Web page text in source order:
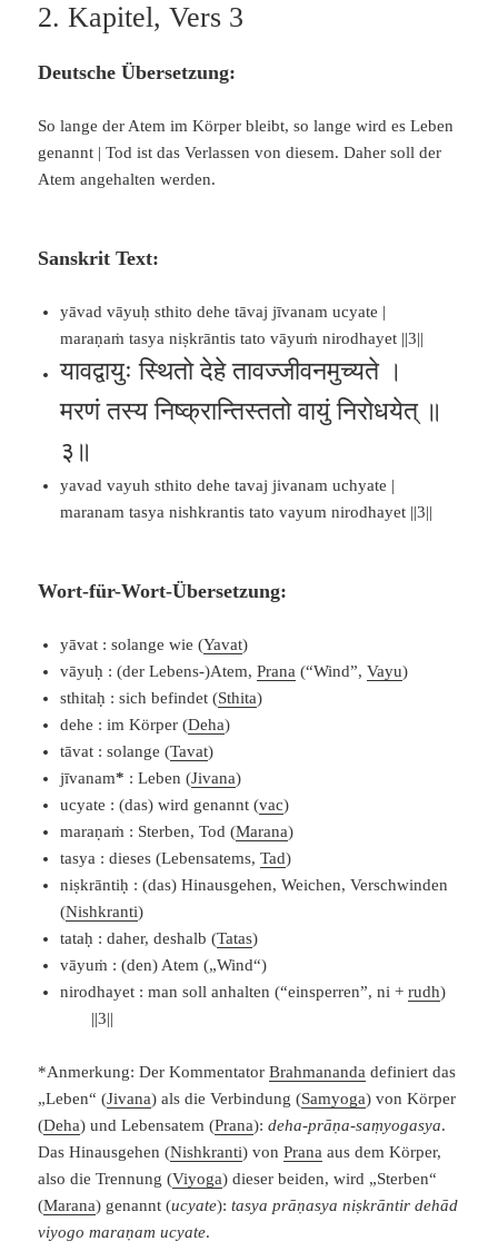
2. Kapitel, Vers 3
Deutsche Übersetzung:
So lange der Atem im Körper bleibt, so lange wird es Leben
genannt | Tod ist das Verlassen von diesem. Daher soll der
Atem angehalten werden.
Sanskrit Text:
yāvad vāyuḥ sthito dehe tāvaj jīvanam ucyate |
maraṇaṁ tasya niṣkrāntis tato vāyuṁ nirodhayet ||3||
यावद्वायुः स्थितो देहे तावज्जीवनमुच्यते ।
मरणं तस्य निष्क्रान्तिस्ततो वायुं निरोधयेत् ॥
३॥
yavad vayuh sthito dehe tavaj jivanam uchyate |
maranam tasya nishkrantis tato vayum nirodhayet ||3||
Wort-für-Wort-Übersetzung:
yāvat : solange wie (Yavat)
vāyuḥ : (der Lebens-)Atem,Prana (“Wind”,Vayu)
sthitaḥ : sich befindet (Sthita)
dehe : im Körper (Deha)
tāvat : solange (Tavat)
jīvanam* : Leben (Jivana)
ucyate : (das) wird genannt (vac)
maraṇaṁ : Sterben, Tod (Marana)
tasya : dieses (Lebensatems,Tad)
niṣkrāntiḥ : (das) Hinausgehen, Weichen, Verschwinden
(Nishkranti)
tataḥ : daher, deshalb (Tatas)
vāyuṁ : (den) Atem („Wind“)
nirodhayet : man soll anhalten (“einsperren”, ni +rudh)
||3||
*Anmerkung: Der KommentatorBrahmananda definiert das
„Leben“ (Jivana) als die Verbindung (Samyoga) von Körper
(Deha) und Lebensatem (Prana):deha-prāṇa-saṃyogasya.
Das Hinausgehen (Nishkranti) vonPrana aus dem Körper,
also die Trennung (Viyoga) dieser beiden, wird „Sterben“
(Marana) genannt (ucyate):tasya prāṇasya niṣkrāntir dehād
viyogo maraṇam ucyate.